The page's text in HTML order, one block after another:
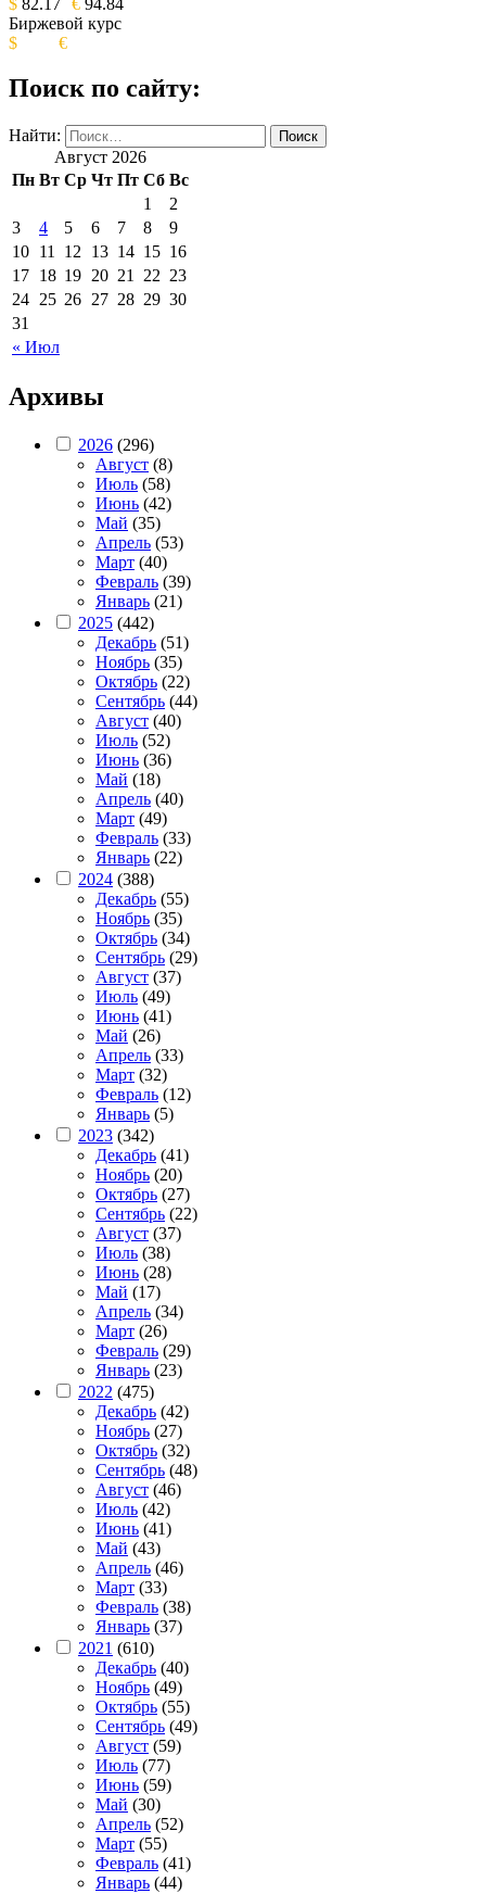
Биржевой курс
$
€
Поиск по сайту:
Найти:
Август 2026
Пн Вт Ср Чт Пт Сб Вс
« Июл
1
2
3
4 5 6 7 8
9
10 11 12 13 14 15 16
17 18 19 20 21 22 23
24 25 26 27 28 29 30
31
Архивы
2026 (296)
Август (8)
Июль (58)
Июнь (42)
Май (35)
Апрель (53)
Март (40)
Февраль (39)
Январь (21)
2025 (442)
Декабрь (51)
Ноябрь (35)
Октябрь (22)
Сентябрь (44)
Август (40)
Июль (52)
Июнь (36)
Май (18)
Апрель (40)
Март (49)
Февраль (33)
Январь (22)
2024 (388)
Декабрь (55)
Ноябрь (35)
Октябрь (34)
Сентябрь (29)
Август (37)
Июль (49)
Июнь (41)
Май (26)
Апрель (33)
Март (32)
Февраль (12)
Январь (5)
2023 (342)
Декабрь (41)
Ноябрь (20)
Октябрь (27)
Сентябрь (22)
Август (37)
Июль (38)
Июнь (28)
Май (17)
Апрель (34)
Март (26)
Февраль (29)
Январь (23)
2022 (475)
Декабрь (42)
Ноябрь (27)
Октябрь (32)
Сентябрь (48)
Август (46)
Июль (42)
Июнь (41)
Май (43)
Апрель (46)
Март (33)
Февраль (38)
Январь (37)
2021 (610)
Декабрь (40)
Ноябрь (49)
Октябрь (55)
Сентябрь (49)
Август (59)
Июль (77)
Июнь (59)
Май (30)
Апрель (52)
Март (55)
Февраль (41)
Январь (44)